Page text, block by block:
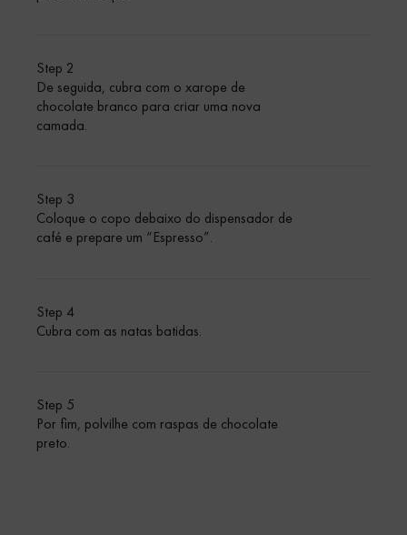
Step 2
De seguida, cubra com o xarope de
chocolate branco para criar uma nova
camada.
Step 3
Coloque o copo debaixo do dispensador de
café e prepare um “Espresso”.
Step 4
Cubra com as natas batidas.
Step 5
Por fim, polvilhe com raspas de chocolate
preto.